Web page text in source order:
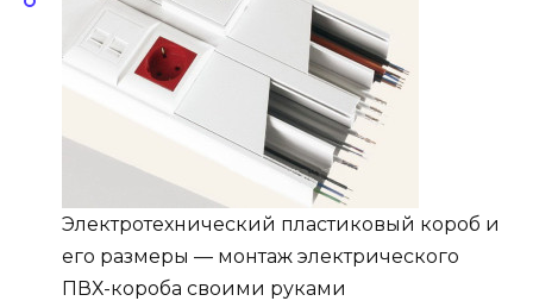
Электротехнический пластиковый короб и
его размеры — монтаж электрического
ПВХ-короба своими руками